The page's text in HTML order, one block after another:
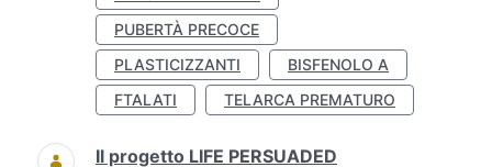
PUBERTÀ PRECOCE
PLASTICIZZANTI
BISFENOLO A
FTALATI
TELARCA PREMATURO
Il progetto LIFE PERSUADED